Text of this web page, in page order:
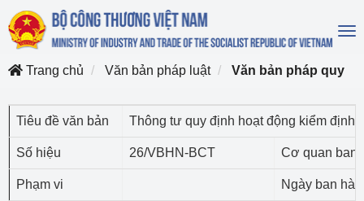
Trang chủ
Văn bản pháp luật Văn bản pháp quy
Tiêu đề văn bản Thông tư quy định hoạt động kiểm định
Số hiệu 26/VBHN-BCT Cơ quan ban
Phạm vi Ngày ban